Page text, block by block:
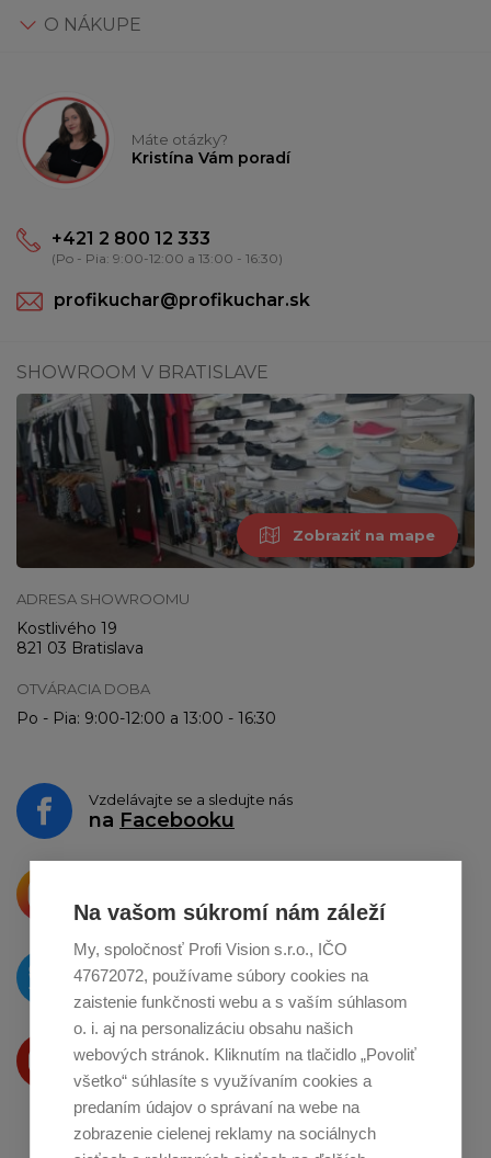
Na vašom súkromí nám záleží
My, spoločnosť Profi Vision s.r.o., IČO
47672072, používame súbory cookies na
zaistenie funkčnosti webu a s vaším súhlasom
o. i. aj na personalizáciu obsahu našich
webových stránok. Kliknutím na tlačidlo „Povoliť
všetko“ súhlasíte s využívaním cookies a
predaním údajov o správaní na webe na
zobrazenie cielenej reklamy na sociálnych
O NÁKUPE
Máte otázky?
Kristína Vám poradí
+421 2 800 12 333
(Po - Pia: 9:00-12:00 a 13:00 - 16:30)
profikuchar@profikuchar.sk
SHOWROOM V BRATISLAVE
Zobraziť na mape
ADRESA SHOWROOMU
Kostlivého 19
821 03 Bratislava
OTVÁRACIA DOBA
Po - Pia: 9:00-12:00 a 13:00 - 16:30
Vzdelávajte se a sledujte nás
na Facebooku
o zdieľanie naInstagrame
O novinkách píšeme
naTwitteri
Produkty Vám predstavujeme
na Youtube